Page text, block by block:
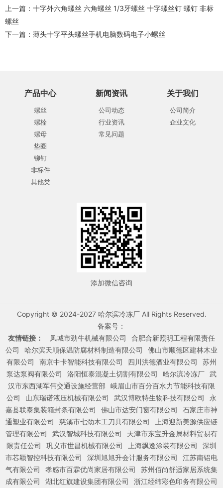
上一篇： 十字外六角螺丝 六角螺丝 1/3牙螺丝 十字螺丝钉 螺钉 非标
螺丝
下一篇： 薄头十字平头螺丝手机电脑数码电子小螺丝
产品中心
螺丝
螺栓
螺母
垫圈
铆钉
非标件
其他类
新闻资讯
公司动态
行业资讯
常见问题
关于我们
公司简介
企业文化
添加微信咨询
Copyright © 2024-2027 哈尔滨冷冻厂 All Rights Reserved.
备案号：
友情链接：
凤城市劲牛机械有限公司
合肥合新照明工程有限责任
公司
哈尔滨天顺保温防腐材料制造有限公司
佛山市顺德区建林木业
有限公司
南京中卡智能科技有限公司 四川洪德酒业有限公司
苏州
泵达泵阀有限公司
洛阳恒泰混凝土切割有限公司 哈尔滨冷冻厂 武
汉市东西湖军伟交通设施经营部
峨眉山市百分百水力节能科技有限
公司
山东瑞诺液压机械有限公司 武汉博欧特生物科技有限公司
永
嘉县联泰集装箱封条有限公司
佛山市达安门窗有限公司
石家庄市神
通塑业有限公司
慈溪市七劲木工刀具有限公司
上海迎新美源供应链
管理有限公司
武汉智城科技有限公司
天津市东宝升金属材料贸易有
限责任公司
巩义市世昌机械有限公司 上海飘逸涂装有限公司
深圳
市芯颖智控科技有限公司
深圳旭旭升会计服务有限公司
江苏南铝电
气有限公司
孝感市百霖优尚家居有限公司
苏州佰尚舒适家居系统集
成有限公司
湖北红旗建设集团有限公司 浙江经纬彩色印务有限公司